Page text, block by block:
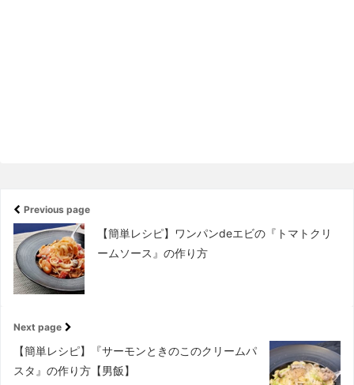
Previous page
【簡単レシピ】ワンパンdeエビの『トマトクリ
ームソース』の作り方
Next page
【簡単レシピ】『サーモンときのこのクリームパ
スタ』の作り方【男飯】